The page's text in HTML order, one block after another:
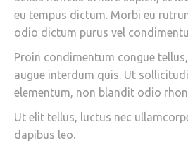
eu tempus dictum. Morbi eu
odio dictum purus vel
Proin condimentum congue
augue interdum quis. Ut
elementum, non blandit odio
Ut elit tellus, luctus nec
dapibus leo.